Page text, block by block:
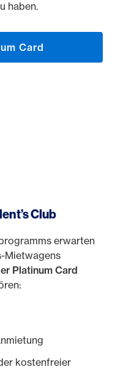
haben.
Card
Club
erwarten
Mietwagens
Platinum Card
kostenfreier